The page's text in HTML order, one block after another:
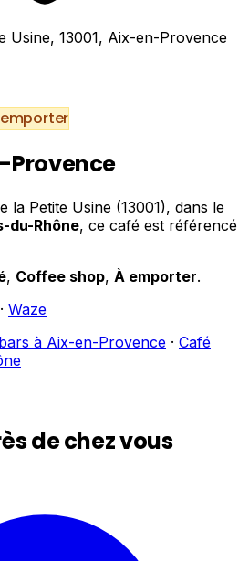
Usine, 13001, Aix-en-Provence
Provence
la Petite Usine (13001), dans le
du-Rhône, ce café est référencé
, Coffee shop, À emporter.
· Waze
à Aix-en-Provence · Café
de chez vous